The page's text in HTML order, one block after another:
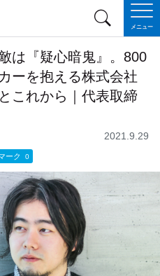
メニュー
は『疑心暗鬼』。800
ーを抱える株式会社
これから｜代表取締
2021.9.29
ーク 0